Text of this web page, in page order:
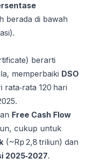
berada di bawah
berarti
memperbaiki DSO
rata‑rata 120 hari
Free Cash Flow
cukup untuk
(~Rp 2,8 triliun) dan
2025‑2027.